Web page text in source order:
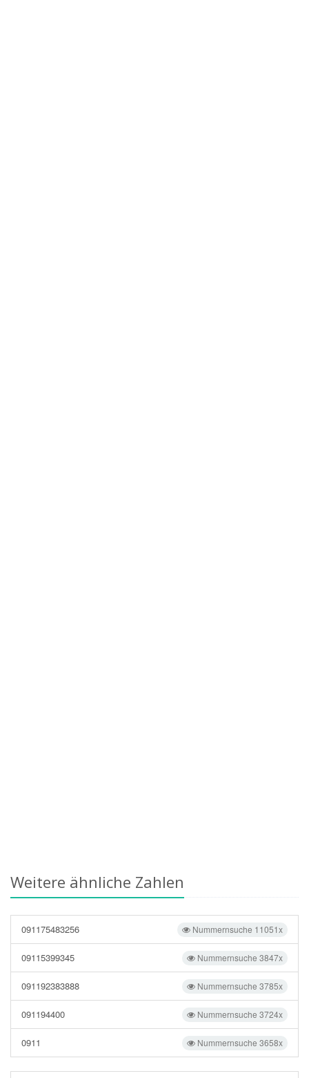
Weitere ähnliche Zahlen
Nummernsuche 11051x
091175483256
Nummernsuche 3847x
09115399345
Nummernsuche 3785x
091192383888
Nummernsuche 3724x
091194400
Nummernsuche 3658x
0911